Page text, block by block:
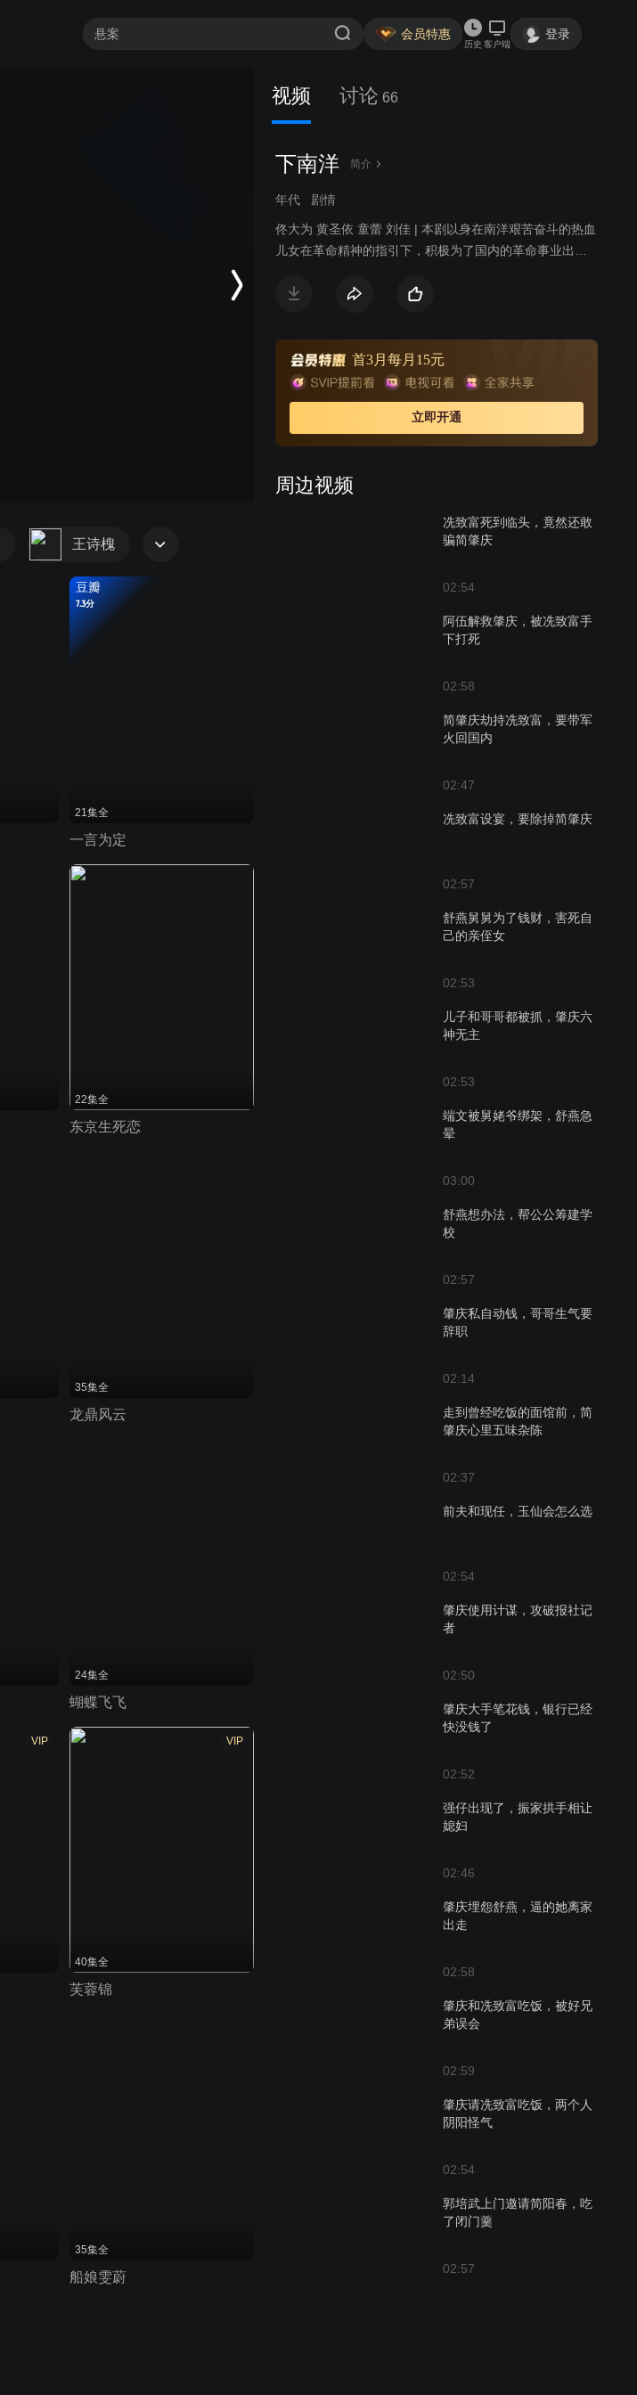
会员特惠
历史 客户端
登录
视频 讨论 66
下南洋 简介
年代 剧情
佟大为 黄圣依 童蕾 刘佳 | 本剧以身在南洋艰苦奋斗的热血
儿女在革命精神的指引下，积极为了国内的革命事业出钱
积极投身革命事业，为新中国最终的伟大胜利做出了不可
简肇庆从懵懂的少年，到与青梅竹马的恋人陶舒燕生离死
别下南洋，而后陶舒燕为爱赴南洋寻简肇庆，正当二人久
别重逢喜极而泣之际，却爆出两家祖上的恩怨世仇又使有
情人却成劳燕分飞，后经两人情真意笃相思相守的冲破封
建牢笼又有情人终成眷属，最终却因误会而演绎了一场罗
首3月每月15元
立即开通
周边视频
冼致富死到临头，竟然还敢
骗简肇庆
02:54
阿伍解救肇庆，被冼致富手
下打死
02:58
简肇庆劫持冼致富，要带军
火回国内
02:47
冼致富设宴，要除掉简肇庆
02:57
舒燕舅舅为了钱财，害死自
己的亲侄女
02:53
儿子和哥哥都被抓，肇庆六
神无主
02:53
端文被舅姥爷绑架，舒燕急
晕
03:00
舒燕想办法，帮公公筹建学
校
02:57
肇庆私自动钱，哥哥生气要
辞职
02:14
走到曾经吃饭的面馆前，简
肇庆心里五味杂陈
02:37
前夫和现任，玉仙会怎么选
02:54
肇庆使用计谋，攻破报社记
者
02:50
肇庆大手笔花钱，银行已经
快没钱了
02:52
强仔出现了，振家拱手相让
媳妇
02:46
肇庆埋怨舒燕，逼的她离家
出走
02:58
肇庆和冼致富吃饭，被好兄
弟误会
02:59
肇庆请冼致富吃饭，两个人
阴阳怪气
02:54
郭培武上门邀请简阳春，吃
了闭门羹
02:57
王诗槐
豆瓣
7.3分
21集全
一言为定
22集全
东京生死恋
35集全
龙鼎风云
24集全
蝴蝶飞飞
VIP VIP
40集全
芙蓉锦
35集全
船娘雯蔚